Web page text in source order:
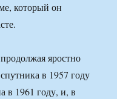
который он
яростно
в 1957 году
в 1961 году, и, в